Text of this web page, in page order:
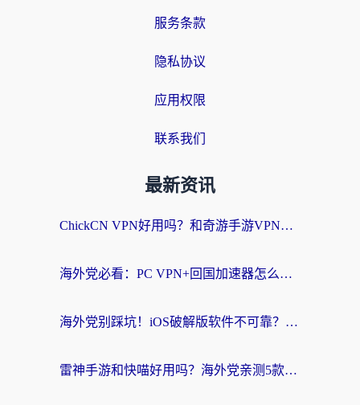
服务条款
隐私协议
应用权限
联系我们
最新资讯
ChickCN VPN好用吗？和奇游手游VPN对比哪个回国效果更好？海外党亲测实用指南
海外党必看：PC VPN+回国加速器怎么选？无缝访问国内资源全攻略
海外党别踩坑！iOS破解版软件不可靠？教你选对回国加速器无缝看国内资源
雷神手游和快喵好用吗？海外党亲测5款回国加速器，附斧牛Bling对比+微信视频号解决办法